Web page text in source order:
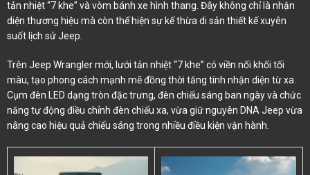
tản nhiệt “7 khe” và vòm bánh xe hình thang. Đây không chỉ là nhận
diện thương hiệu mà còn thể hiện sự kế thừa di sản thiết kế xuyên
suốt lịch sử Jeep.
​Trên Jeep Wrangler mới, lưới tản nhiệt “7 khe” có viền nổi khối tối
màu, tạo phong cách mạnh mẽ đồng thời tăng tính nhận diện từ xa.
Cụm đèn LED dạng tròn đặc trưng, đèn chiếu sáng ban ngày và chức
năng tự động điều chỉnh đèn chiếu xa, vừa giữ nguyên DNA Jeep vừa
nâng cao hiệu quả chiếu sáng trong nhiều điều kiện vận hành.